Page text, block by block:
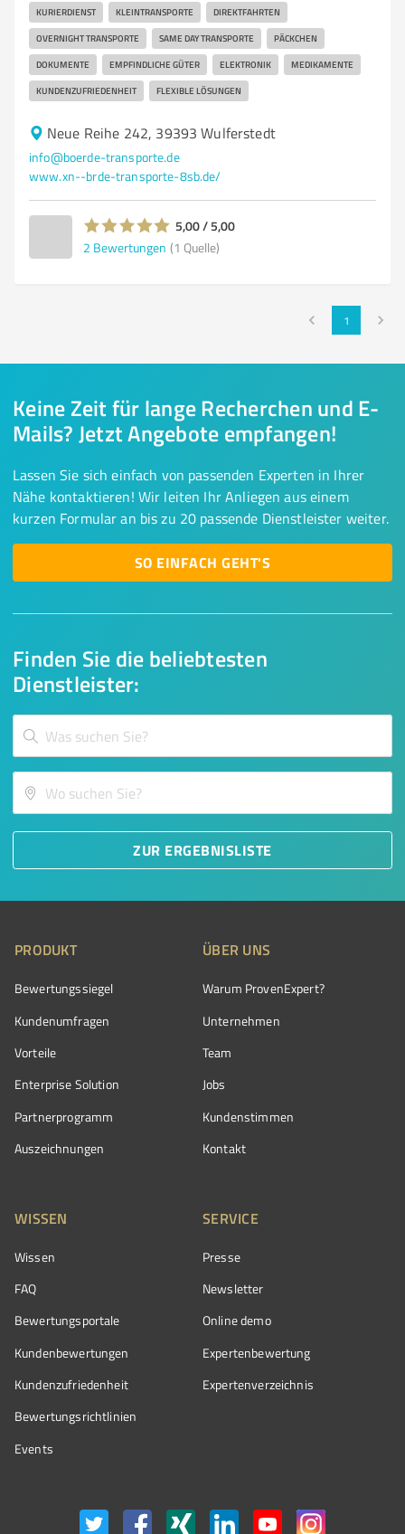
KURIERDIENST KLEINTRANSPORTE DIREKTFAHRTEN
OVERNIGHT TRANSPORTE SAME DAY TRANSPORTE PÄCKCHEN
DOKUMENTE EMPFINDLICHE GÜTER ELEKTRONIK MEDIKAMENTE
KUNDENZUFRIEDENHEIT FLEXIBLE LÖSUNGEN
Neue Reihe 242, 39393 Wulferstedt
info@boerde-transporte.de
www.xn--brde-transporte-8sb.de/
5,00 / 5,00
2 Bewertungen (1 Quelle)
1
Finden Sie die beliebtesten
Dienstleister:
ZUR ERGEBNISLISTE
Keine Zeit für lange Recherchen und E-
Mails? Jetzt Angebote empfangen!
Lassen Sie sich einfach von passenden Experten in Ihrer
Nähe kontaktieren! Wir leiten Ihr Anliegen aus einem
kurzen Formular an bis zu 20 passende Dienstleister weiter.
SO EINFACH GEHT'S
PRODUKT
Bewertungssiegel
Kundenumfragen
Vorteile
Enterprise Solution
Partnerprogramm
Auszeichnungen
ÜBER UNS
Warum ProvenExpert?
Unternehmen
Team
Jobs
Kundenstimmen
Kontakt
WISSEN
Wissen
FAQ
Bewertungsportale
Kundenbewertungen
Kundenzufriedenheit
Bewertungs­richtlinien
Events
SERVICE
Presse
Newsletter
Online demo
Expertenbewertung
Expertenverzeichnis